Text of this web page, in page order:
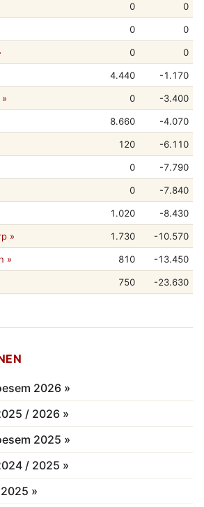
0 0
0 0
0 0
4.440 -1.170
0 -3.400
8.660 -4.070
120 -6.110
0 -7.790
0 -7.840
1.020 -8.430
» 1.730 -10.570
» 810 -13.450
750 -23.630
2026 »
/ 2026 »
2025 »
/ 2025 »
»